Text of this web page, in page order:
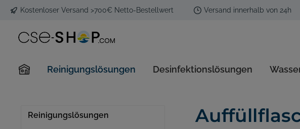
Kostenloser Versand >700€ Netto-Bestellwert Versand innerhalb von 24h
Reinigungslösungen Desinfektionslösungen
Sanitär & Waschraum
Reinigungslösungen